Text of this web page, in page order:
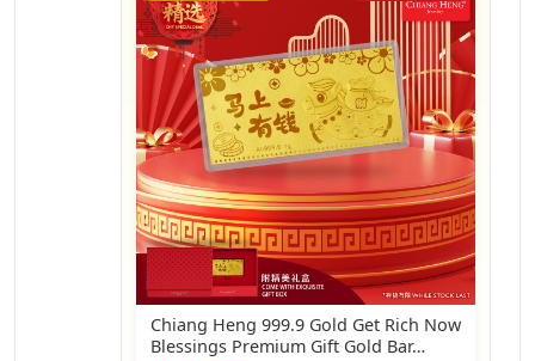
Chiang Heng 999.9 Gold Get Rich Now
Blessings Premium Gift Gold Bar…